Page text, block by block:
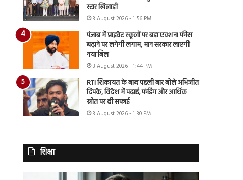
स्टार खिलाड़ी
3 August 2026 - 1:56 PM
पंजाब में प्राइवेट स्कूलों पर बड़ा एक्शन! फीस
बढ़ाने पर लगेगी लगाम, मान सरकार लाएगी
नया बिल
3 August 2026 - 1:44 PM
RTI शिकायत के बाद पहली बार बोले अभिजीत
दिपके, विदेश में पढ़ाई, फंडिंग और आर्थिक
स्रोत पर दी सफाई
3 August 2026 - 1:30 PM
शिक्षा